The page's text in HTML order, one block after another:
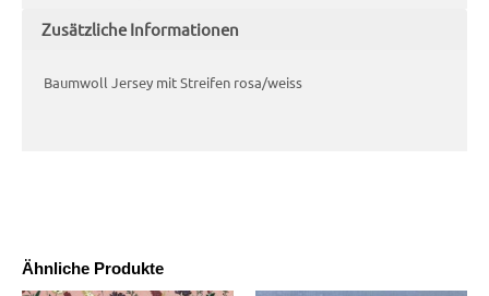
Ähnliche Produkte
Zusätzliche Informationen
Baumwoll Jersey mit Streifen rosa/weiss